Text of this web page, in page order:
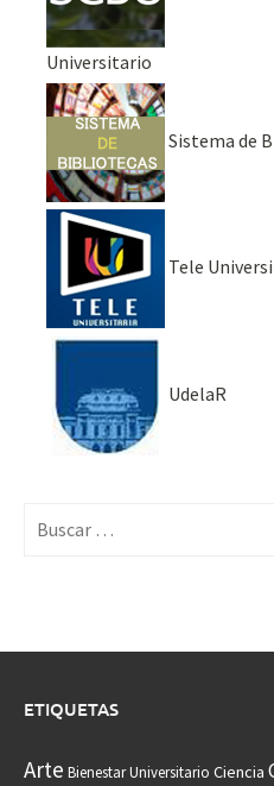
Universitario
Sistema de
Tele
UdelaR
ETIQUETAS
Arte Bienestar Universitario Ciencia